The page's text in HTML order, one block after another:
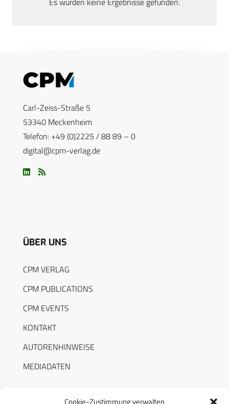
Carl-Zeiss-Straße 5
53340 Meckenheim
Telefon: +49 (0)2225 / 88 89 – 0
digital@cpm-verlag.de
ÜBER UNS
CPM VERLAG
CPM PUBLICATIONS
CPM EVENTS
KONTAKT
AUTORENHINWEISE
MEDIADATEN